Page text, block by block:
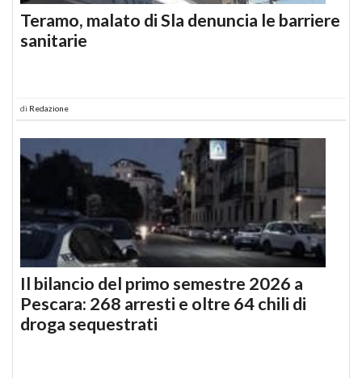
Teramo, malato di Sla denuncia le barriere
sanitarie
di Redazione
Il bilancio del primo semestre 2026 a
Pescara: 268 arresti e oltre 64 chili di
droga sequestrati